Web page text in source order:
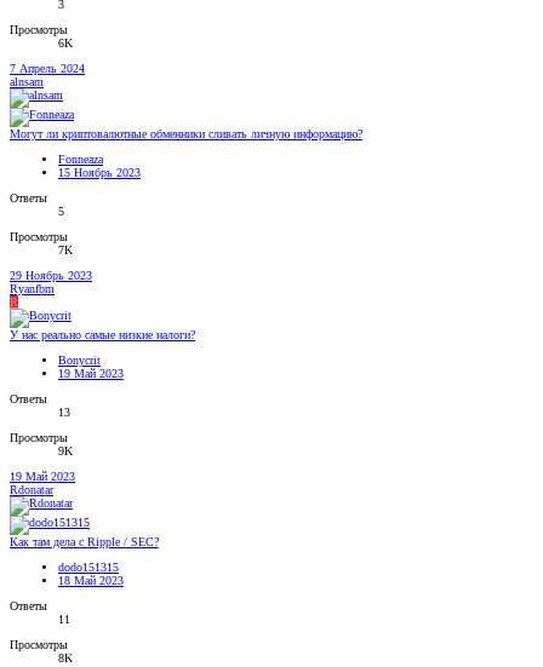
3
Просмотры
6K
7 Апрель 2024
alnsam
Могут ли криптовалютные обменники сливать личную информацию?
Fonneaza
15 Ноябрь 2023
Ответы
5
Просмотры
7K
29 Ноябрь 2023
Ryanfbm
R
У нас реально самые низкие налоги?
Bonycrit
19 Май 2023
Ответы
13
Просмотры
9K
19 Май 2023
Rdonatar
Как там дела с Ripple / SEC?
dodo151315
18 Май 2023
Ответы
11
Просмотры
8K